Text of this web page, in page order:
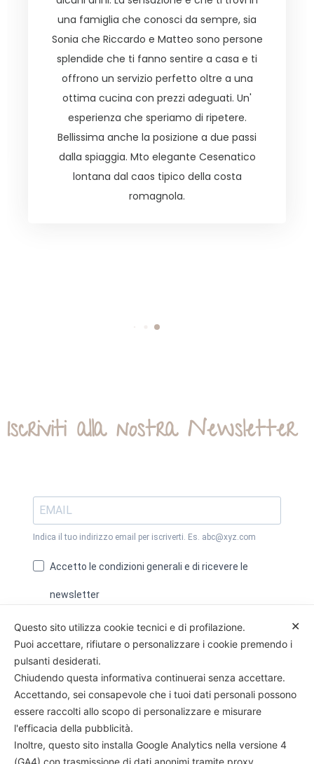
arriva all'ingresso hanno creato un giardino
con dei tavoli per rilassarsi in cui si sta bene e
si trovano anche alcuni giochi per i
bambini(avevo già soggiornato due anni fa e
prima non era così e penso che la creazione
di questo spazio sia stata una scelta super
azzeccata). Il parcheggio riservato è vicino
all'hotel ed è comodo e spazioso. All'ingresso
dell'hotel si nota già la cura nei dettagli,
nell'ordine e nella pulizia. C'è un angolo
Iscriviti alla nostra Newsletter
Indica il tuo indirizzo email per iscriverti. Es. abc@xyz.com
Accetto le condizioni generali e di ricevere le
newsletter
link incluso nella nostra newsletter.
Sì, Iscrivimi alla Newsletter
Hotel Trieste – Cesenatico
✕
Questo sito utilizza cookie tecnici e di profilazione.
Puoi accettare, rifiutare o personalizzare i cookie premendo i
pulsanti desiderati.
Chiudendo questa informativa continuerai senza accettare.
Accettando, sei consapevole che i tuoi dati personali possono
essere raccolti allo scopo di personalizzare e misurare
l'efficacia della pubblicità.
Inoltre, questo sito installa Google Analytics nella versione 4
(GA4) con trasmissione di dati anonimi tramite proxy.